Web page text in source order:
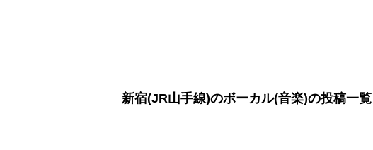
新宿(JR山手線)のボーカル(音楽)の投稿一覧